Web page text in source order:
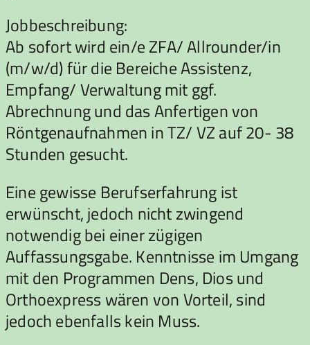
Jobbeschreibung:
Ab sofort wird ein/e ZFA/ Allrounder/in
(m/w/d) für die Bereiche Assistenz,
Empfang/ Verwaltung mit ggf.
Abrechnung und das Anfertigen von
Röntgenaufnahmen in TZ/ VZ auf 20- 38
Stunden gesucht.
Eine gewisse Berufserfahrung ist
erwünscht, jedoch nicht zwingend
notwendig bei einer zügigen
Auffassungsgabe. Kenntnisse im Umgang
mit den Programmen Dens, Dios und
Orthoexpress wären von Vorteil, sind
jedoch ebenfalls kein Muss.